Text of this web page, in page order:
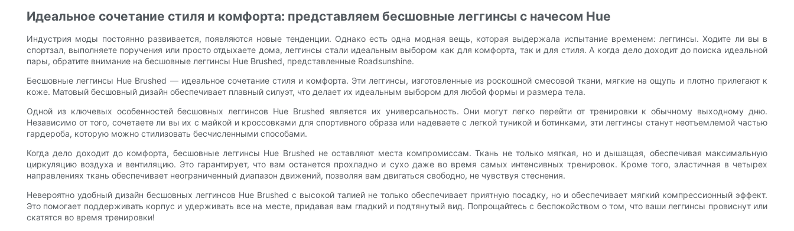
Идеальное сочетание стиля и комфорта: представляем бесшовные леггинсы с начесом Hue
Индустрия моды постоянно развивается, появляются новые тенденции. Однако есть одна модная вещь, которая выдержала испытание временем: леггинсы. Ходите ли вы в
спортзал, выполняете поручения или просто отдыхаете дома, леггинсы стали идеальным выбором как для комфорта, так и для стиля. А когда дело доходит до поиска идеальной
пары, обратите внимание на бесшовные леггинсы Hue Brushed, представленные Roadsunshine.
Бесшовные леггинсы Hue Brushed — идеальное сочетание стиля и комфорта. Эти леггинсы, изготовленные из роскошной смесовой ткани, мягкие на ощупь и плотно прилегают к
коже. Матовый бесшовный дизайн обеспечивает плавный силуэт, что делает их идеальным выбором для любой формы и размера тела.
Одной из ключевых особенностей бесшовных леггинсов Hue Brushed является их универсальность. Они могут легко перейти от тренировки к обычному выходному дню.
Независимо от того, сочетаете ли вы их с майкой и кроссовками для спортивного образа или надеваете с легкой туникой и ботинками, эти леггинсы станут неотъемлемой частью
гардероба, которую можно стилизовать бесчисленными способами.
Когда дело доходит до комфорта, бесшовные леггинсы Hue Brushed не оставляют места компромиссам. Ткань не только мягкая, но и дышащая, обеспечивая максимальную
циркуляцию воздуха и вентиляцию. Это гарантирует, что вам останется прохладно и сухо даже во время самых интенсивных тренировок. Кроме того, эластичная в четырех
направлениях ткань обеспечивает неограниченный диапазон движений, позволяя вам двигаться свободно, не чувствуя стеснения.
Невероятно удобный дизайн бесшовных леггинсов Hue Brushed с высокой талией не только обеспечивает приятную посадку, но и обеспечивает мягкий компрессионный эффект.
Это помогает поддерживать корпус и удерживать все на месте, придавая вам гладкий и подтянутый вид. Попрощайтесь с беспокойством о том, что ваши леггинсы провиснут или
скатятся во время тренировки!